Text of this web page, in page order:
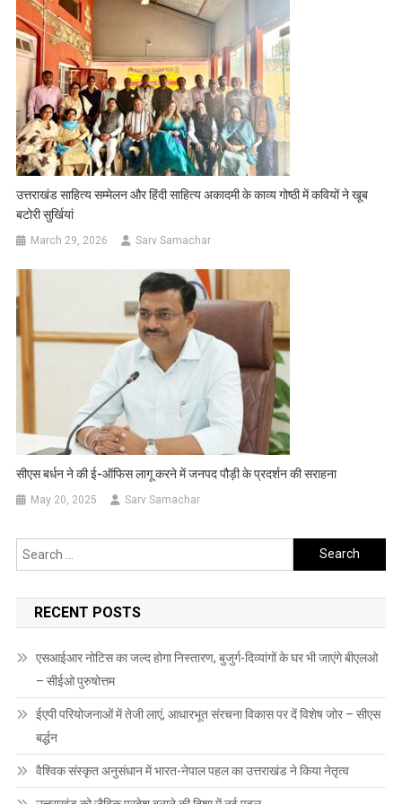
उत्तराखंड साहित्य सम्मेलन और हिंदी साहित्य अकादमी के काव्य गोष्ठी में कवियों ने खूब
बटोरी सुर्खियां
March 29, 2026 Sarv Samachar
सीएस बर्धन ने की ई-ऑफिस लागू करने में जनपद पौड़ी के प्रदर्शन की सराहना
May 20, 2025 Sarv Samachar
Search
for:
RECENT POSTS
एसआईआर नोटिस का जल्द होगा निस्तारण, बुजुर्ग-दिव्यांगों के घर भी जाएंगे बीएलओ
– सीईओ पुरुषोत्तम
ईएपी परियोजनाओं में तेजी लाएं, आधारभूत संरचना विकास पर दें विशेष जोर – सीएस
बर्द्धन
वैश्विक संस्कृत अनुसंधान में भारत-नेपाल पहल का उत्तराखंड ने किया नेतृत्व